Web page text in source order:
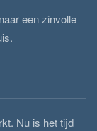
een zinvolle
Nu is het tijd